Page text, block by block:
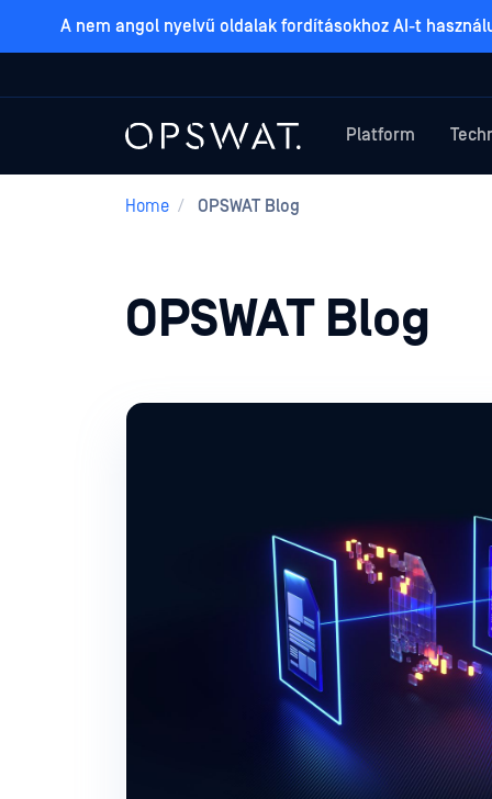
A nem angol nyelvű oldalak fordításokhoz AI-t
Platform
Home / OPSWAT Blog
OPSWAT Blog